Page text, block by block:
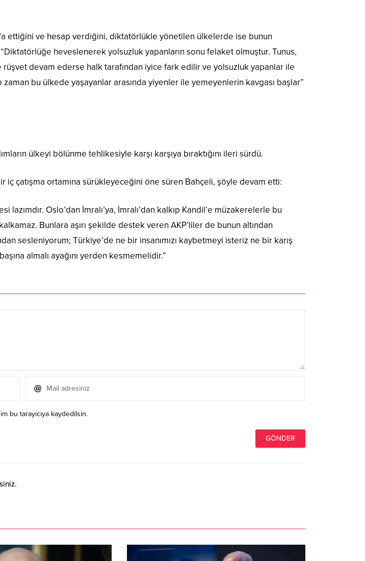
ettiğini ve hesap verdiğini, diktatörlükle yönetilen ülkelerde ise bunun
heveslenerek yolsuzluk yapanların sonu felaket olmuştur. Tunus,
rüşvet devam ederse halk tarafından iyice fark edilir ve yolsuzluk yapanlar ile
bu ülkede yaşayanlar arasında yiyenler ile yemeyenlerin kavgası başlar”
ülkeyi bölünme tehlikesiyle karşı karşıya bıraktığını ileri sürdü.
iç çatışma ortamına sürükleyeceğini öne süren Bahçeli, şöyle devam etti:
Oslo’dan İmralı’ya, İmralı’dan kalkıp Kandil’e müzakerelerle bu
Bunlara aşırı şekilde destek veren AKP’liler de bunun altından
sesleniyorum; Türkiye’de ne bir insanımızı kaybetmeyi isteriz ne bir karış
almalı ayağını yerden kesmemelidir.”
bu tarayıcıya kaydedilsin.